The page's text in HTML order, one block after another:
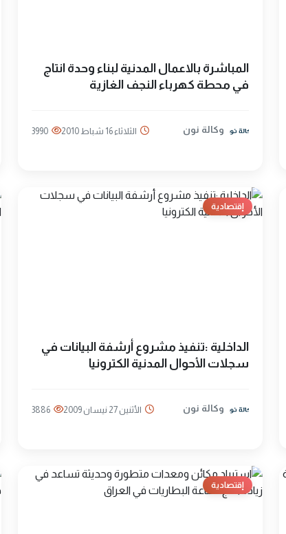
المباشرة بالاعمال المدنية لبناء وحدة انتاج
في محطة كهرباء النجف الغازية
وكالة نون الثلاثاء 16 شباط 2010 3990
إقتصادية
الداخلية :تنفيذ مشروع أرشفة البيانات في
سجلات الأحوال المدنية الكترونيا
وكالة نون الأثنين 27 نيسان 2009 3886
إقتصادية